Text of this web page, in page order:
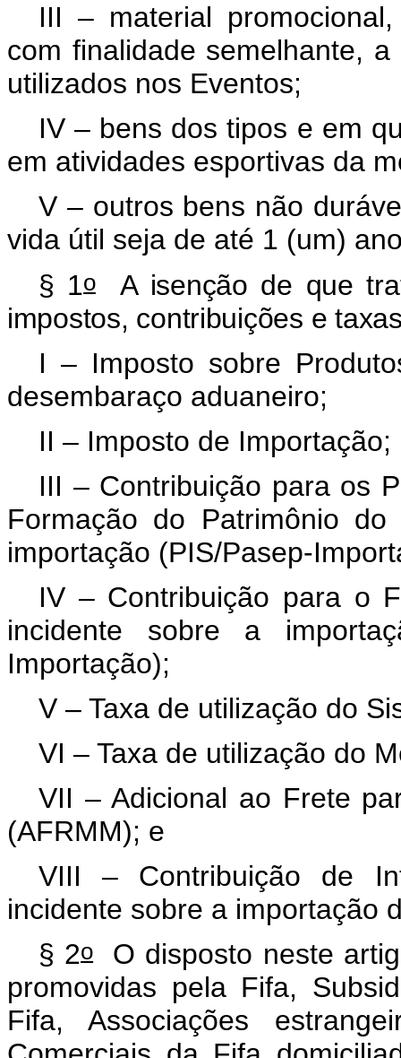
III – material
com finalidade semelhante,
utilizados nos Eventos;
IV – bens dos tipos e em
em atividades esportivas da
V – outros bens não
vida útil seja de até 1 (um)
§ 1oA isenção de que
impostos, contribuições e
I – Imposto sobre
desembaraço aduaneiro;
II – Imposto de Importação;
III – Contribuição para os
Formação do Patrimônio
importação (PIS/Pasep-
IV – Contribuição para o
incidente sobre a
Importação);
V – Taxa de utilização do
VI – Taxa de utilização do
VII – Adicional ao Frete
(AFRMM); e
VIII – Contribuição de
incidente sobre a importação
§ 2oO disposto neste
promovidas pela Fifa,
Fifa, Associações